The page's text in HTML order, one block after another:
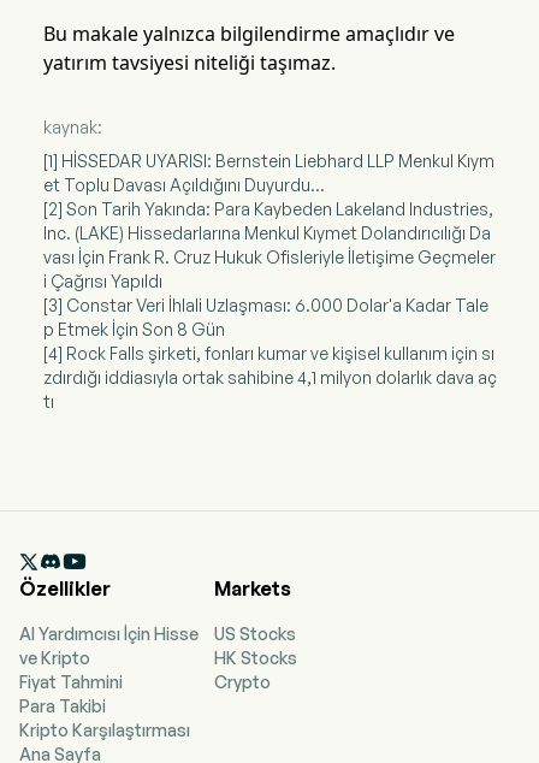
Bu makale yalnızca bilgilendirme amaçlıdır ve
yatırım tavsiyesi niteliği taşımaz.
kaynak:
[1] HİSSEDAR UYARISI: Bernstein Liebhard LLP Menkul Kıym
et Toplu Davası Açıldığını Duyurdu...
[2] Son Tarih Yakında: Para Kaybeden Lakeland Industries,
Inc. (LAKE) Hissedarlarına Menkul Kıymet Dolandırıcılığı Da
vası İçin Frank R. Cruz Hukuk Ofisleriyle İletişime Geçmeler
i Çağrısı Yapıldı
[3] Constar Veri İhlali Uzlaşması: 6.000 Dolar'a Kadar Tale
p Etmek İçin Son 8 Gün
[4] Rock Falls şirketi, fonları kumar ve kişisel kullanım için sı
zdırdığı iddiasıyla ortak sahibine 4,1 milyon dolarlık dava aç
tı

Özellikler
AI Yardımcısı İçin Hisse
ve Kripto
Fiyat Tahmini
Para Takibi
Kripto Karşılaştırması
Ana Sayfa
Markets
US Stocks
HK Stocks
Crypto